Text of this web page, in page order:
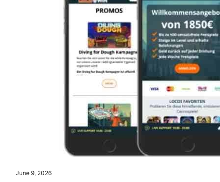
June 9, 2026